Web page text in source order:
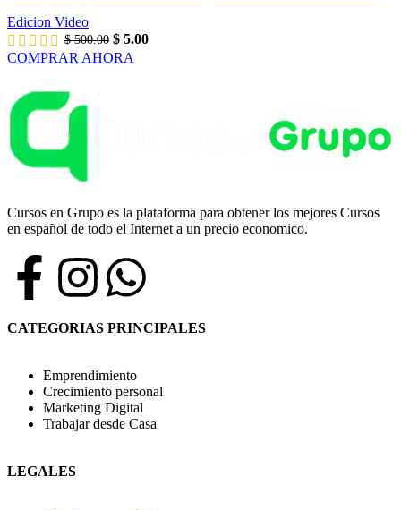
Edicion Video
$500.00 $ 5.00
COMPRAR AHORA
Cursos en Grupo es la plataforma para obtener los mejores Cursos
en español de todo el Internet a un precio economico.
CATEGORIAS PRINCIPALES
Emprendimiento
Crecimiento personal
Marketing Digital
Trabajar desde Casa
LEGALES